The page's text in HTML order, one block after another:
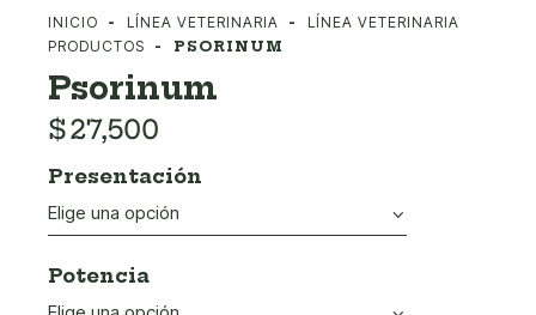
INICIO LÍNEA VETERINARIA
LÍNEA VETERINARIA
PRODUCTOS
PSORINUM
Psorinum
$27,500
Presentación
Potencia